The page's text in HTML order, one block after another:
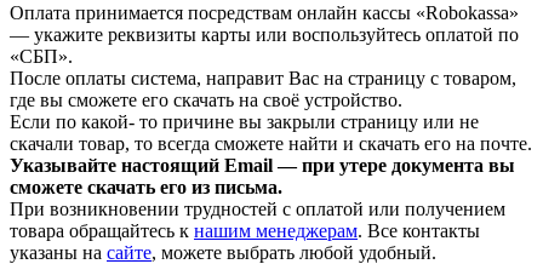
Оплата принимается посредствам онлайн кассы «Robokassa»
— укажите реквизиты карты или воспользуйтесь оплатой по
«СБП».
После оплаты система, направит Вас на страницу с товаром,
где вы сможете его скачать на своё устройство.
Если по какой- то причине вы закрыли страницу или не
скачали товар, то всегда сможете найти и скачать его на почте.
Указывайте настоящий Email — при утере документа вы
сможете скачать его из письма.
При возникновении трудностей с оплатой или получением
товара обращайтесь к нашим менеджерам. Все контакты
указаны на сайте, можете выбрать любой удобный.